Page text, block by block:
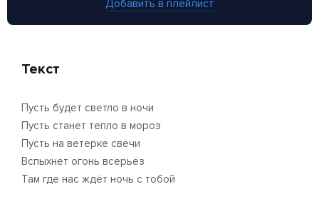
Добавить в плейлист
Текст
Пусть будет светло в ночи
Пусть станет тепло в мороз
Пусть на ветерке свечи
Вспыхнет огонь всерьёз
Там где нас ждёт ночь с тобой